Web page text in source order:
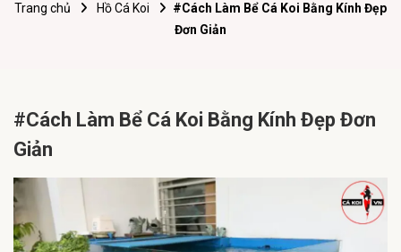
Trang chủ Hồ Cá Koi
#Cách Làm Bể Cá Koi Bằng Kính Đẹp
Đơn Giản
#Cách Làm Bể Cá Koi Bằng Kính Đẹp Đơn
Giản